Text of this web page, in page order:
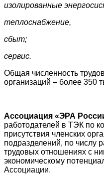
изолированные
теплоснабжение,
сбыт;
сервис.
Общая численность
организаций – более 350
Ассоциация «ЭРА
работодателей в ТЭК по
присутствия членских
подразделений, по числу
трудовых отношениях с
экономическому
Ассоциации.